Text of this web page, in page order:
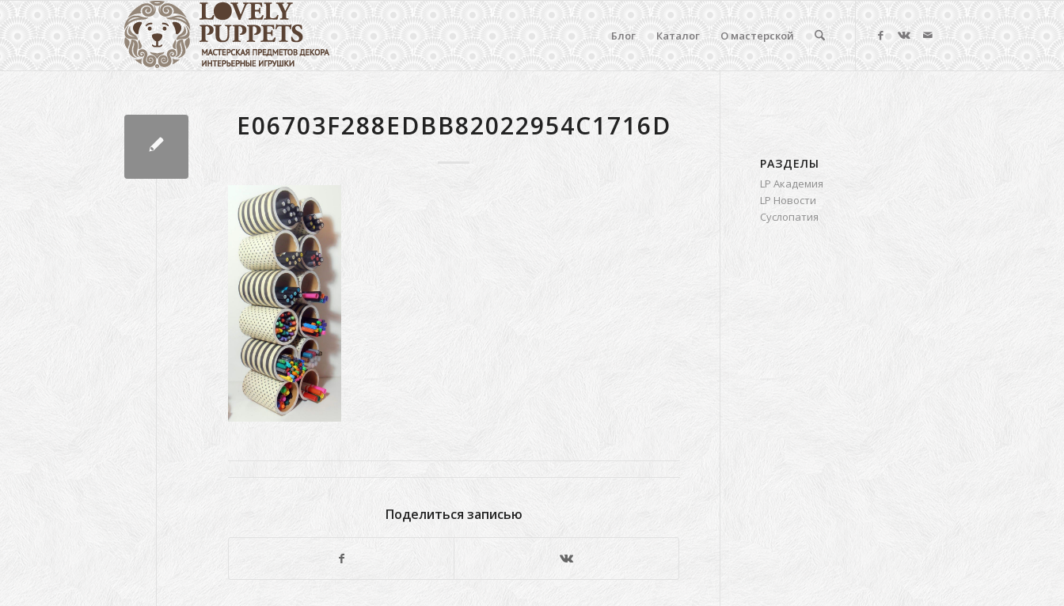
Блог Каталог О мастерской
E06703F288EDBB82022954C1716D
Поделиться записью
РАЗДЕЛЫ
LP Академия
LP Новости
Суслопатия